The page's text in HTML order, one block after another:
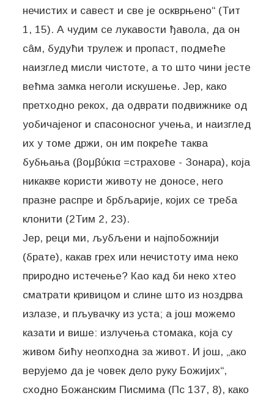
нечистих и савест и све је оскврњено“ (Тит
1, 15). А чудим се лукавости ђавола, да он
сâм, будући трулеж и пропаст, подмеће
наизглед мисли чистоте, а то што чини јесте
већма замка неголи искушење. Јер, како
претходно рекох, да одврати подвижнике од
уобичајеног и спасоносног учења, и наизглед
их у томе држи, он им покреће таква
бубњања (βομβύκια =страхове - Зонара), која
никакве користи животу не доносе, него
празне распре и брбљарије, којих се треба
клонити (2Тим 2, 23).
Јер, реци ми, љубљени и најпобожнији
(брате), какав грех или нечистоту има неко
природно истечење? Као кад би неко хтео
сматрати кривицом и слине што из ноздрва
излазе, и пљувачку из уста; а још можемо
казати и више: излучења стомака, која су
живом бићу неопходна за живот. И још, „ако
верујемо да је човек дело руку Божијих“,
сходно Божанским Писмима (Пс 137, 8), како